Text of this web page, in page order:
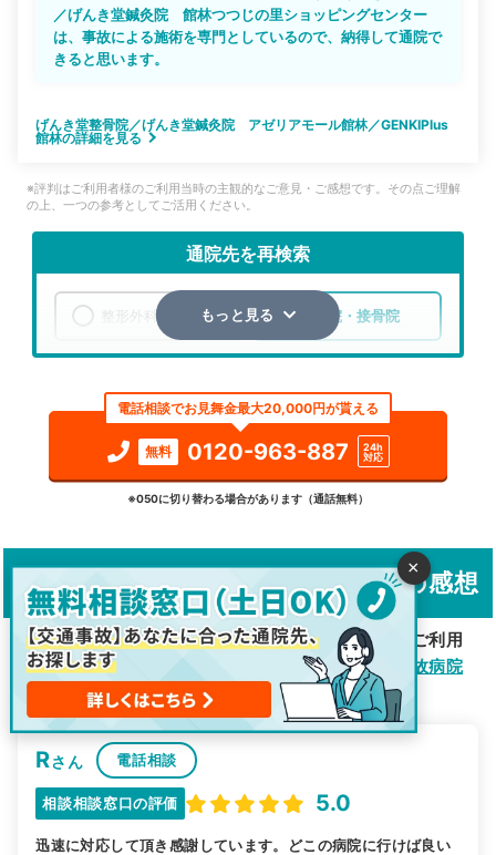
／げんき堂鍼灸院 館林つつじの里ショッピングセンター
は、事故による施術を専門としているので、納得して通院で
きると思います。
げんき堂整骨院／げんき堂鍼灸院 アゼリアモール館林／GENKIPlus
館林の詳細を見る
※評判はご利用者様のご利用当時の主観的なご意見・ご感想です。その点ご理解
の上、一つの参考としてご活用ください。
通院先を再検索
整形外科 整骨院・接骨院
検索する
詳細条件で絞り込む
院名から探す
もっと見る
電話相談でお見舞金最大20,000円が貰える
無料 0120-963-887
24h
対応
※050に切り替わる場合があります（通話無料）
「交通事故病院サーチ相談窓口」の感想
交通事故の通院先探しで「交通事故病院サーチ」をご利用
いただいた方々のご感想を掲載しています。交通事故病院
サーチ相談窓口とは？
Rさん 電話相談
相談相談窓口の評価 5.0
迅速に対応して頂き感謝しています。どこの病院に行けば良い
×